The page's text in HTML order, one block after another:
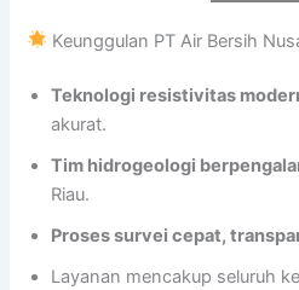
Keunggulan PT Air Bersih
Teknologi resistivitas
akurat.
Tim hidrogeologi
Riau.
Proses survei cepat,
Layanan mencakup seluruh